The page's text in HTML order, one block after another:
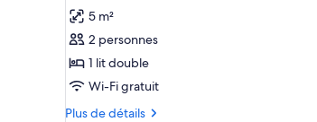
jardin
très
grand
lit,
jardin
pour
ce
type
de
chambre :
Deluxe
5 m²
2 personnes
1 lit double
Wi-Fi gratuit
Plus de détails
Plus